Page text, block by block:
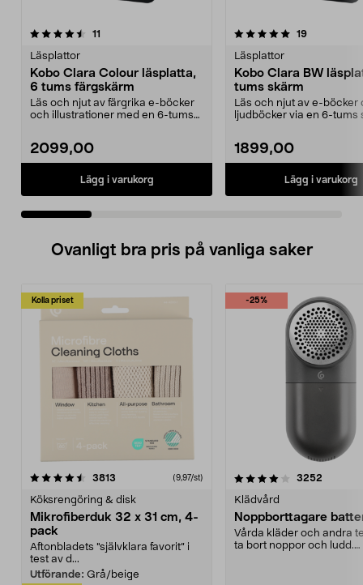
11
Läsplattor
Kobo Clara Colour läsplatta,
6 tums färgskärm
Läs och njut av färgrika e-böcker
och illustrationer med en 6-tums
2099,00
Lägg i varukorg
5.0 av 5 stjärnor 19recensioner
Läsplattor
Kobo Clara BW
tums skärm
Läs och njut av e-böcker
ljudböcker via en 6-tums
1899,00
Lägg i varukorg
5.0 av 5 stjärnor
Ovanligt bra pris på vanliga saker
Kolla priset
3813 (9,97/st)
Köksrengöring & disk
Mikrofiberduk 32 x 31 cm, 4-
pack
Aftonbladets "självklara favorit” i
test av d...
Utförande: Grå/beige
-25%
4.0av 5 stjärnor 3252
Klädvård
Noppborttagare
Vårda kläder och andra
ta bort noppor och ludd.
4.5av 5 stjärnor